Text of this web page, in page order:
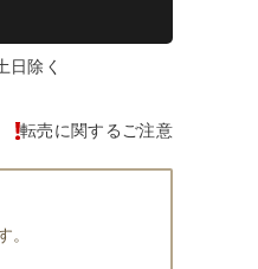
日除く
転売に関するご注意
。